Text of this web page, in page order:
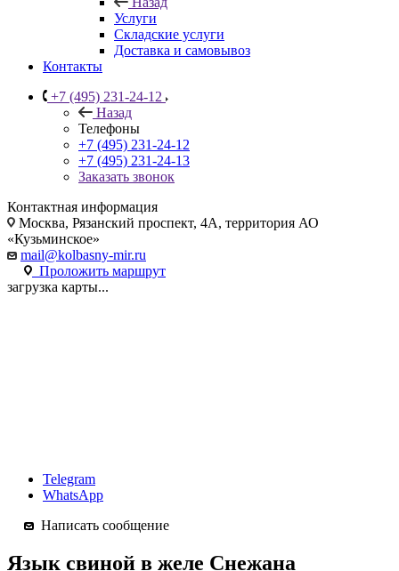
Услуги
Складские услуги
Доставка и самовывоз
Контакты
+7 (495) 231-24-12
Назад
Телефоны
+7 (495) 231-24-12
+7 (495) 231-24-13
Заказать звонок
Контактная информация
Москва, Рязанский проспект, 4А, территория АО
«Кузьминское»
mail@kolbasny-mir.ru
Проложить маршрут
загрузка карты...
Telegram
WhatsApp
Написать сообщение
Язык свиной в желе Снежана